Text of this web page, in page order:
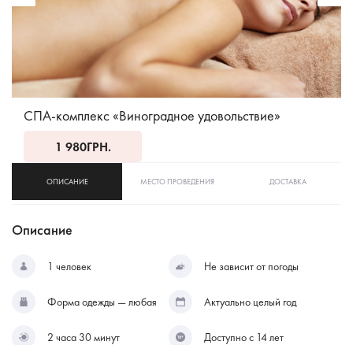
СПА-комплекс «Виноградное удовольствие»
1 980ГРН.
ОПИСАНИЕ МЕСТО ПРОВЕДЕНИЯ ДОСТАВКА
Описание
1 человек Не зависит от погоды
Форма одежды — любая Актуально целый год
2 часа 30 минут Доступно с 14 лет